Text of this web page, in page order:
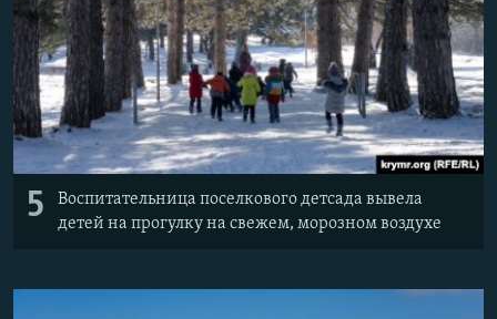
5
Воспитательница поселкового детсада вывела
детей на прогулку на свежем, морозном воздухе